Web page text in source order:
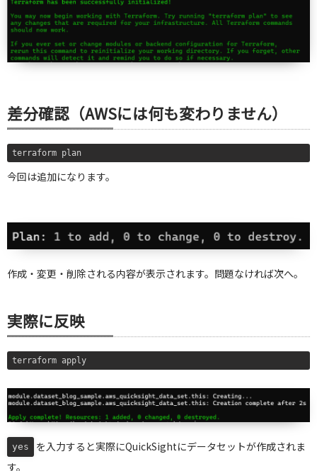
差分確認（AWSには何も変わりません）
terraform plan
今回は追加になります。
作成・変更・削除される内容が表示されます。問題なければ次へ。
実際に反映
terraform apply
yes
を入力すると実際にQuickSightにデータセットが作成されま
す。